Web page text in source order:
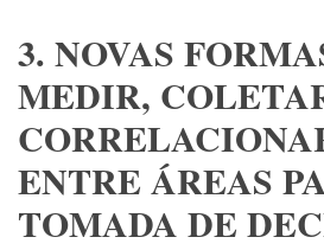
3. NOVAS
MEDIR,
ENTRE ÁREAS
TOMADA DE